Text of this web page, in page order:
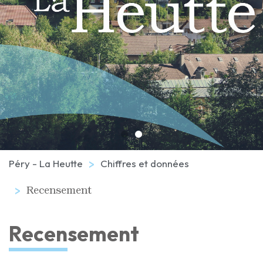
Péry - La Heutte Chiffres et données
Recensement
Recensement